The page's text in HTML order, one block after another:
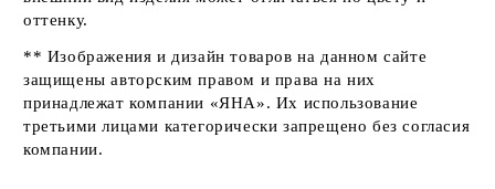
оттенку.
** Изображения и дизайн товаров на данном сайте
защищены авторским правом и права на них
принадлежат компании «ЯНА». Их использование
третьими лицами категорически запрещено без согласия
компании.